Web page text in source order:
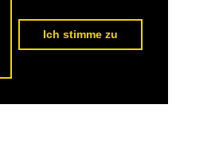
Ich stimme zu